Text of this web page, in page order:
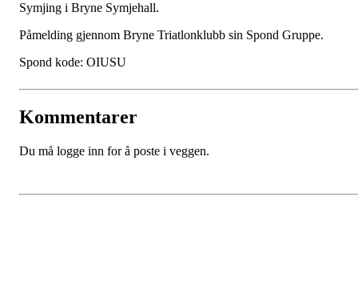
Symjing i Bryne Symjehall.
Påmelding gjennom Bryne Triatlonklubb sin Spond Gruppe.
Spond kode: OIUSU
Kommentarer
Du må logge inn for å poste i veggen.